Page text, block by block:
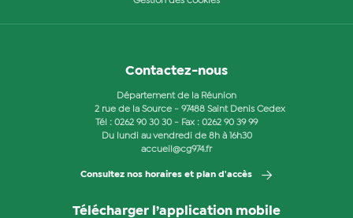
Contactez-nous
Département de la Réunion
2 rue de la Source - 97488 Saint Denis Cedex
Tél : 0262 90 30 30 - Fax : 0262 90 39 99
Du lundi au vendredi de 8h à 16h30
accueil@cg974.fr
Consultez nos horaires et plan d'accès
Télécharger l’application mobile